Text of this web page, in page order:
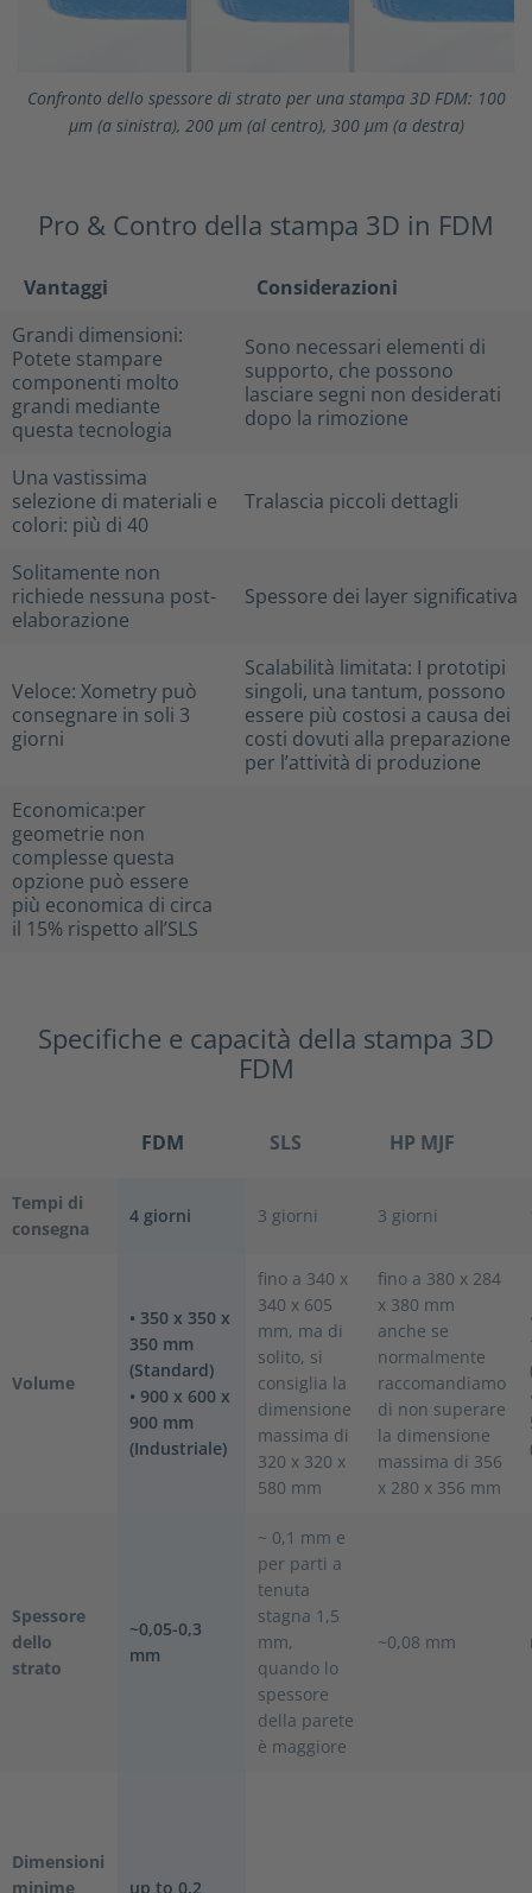
Confronto dello spessore di strato per una stampa 3D FDM: 100
µm (a sinistra), 200 µm (al centro), 300 µm (a destra)
Pro & Contro della stampa 3D in FDM
Vantaggi
Considerazioni
Grandi dimensioni:
Potete stampare
componenti molto
grandi mediante
questa tecnologia
Sono necessari elementi di
supporto, che possono
lasciare segni non desiderati
dopo la rimozione
Una vastissima
selezione di materiali e
colori: più di 40
Tralascia piccoli dettagli
Solitamente non
richiede nessuna post-
elaborazione
Spessore dei layer significativa
Veloce: Xometry può
consegnare in soli 3
giorni
Scalabilità limitata: I prototipi
singoli, una tantum, possono
essere più costosi a causa dei
costi dovuti alla preparazione
per l’attività di produzione
Economica:per
geometrie non
complesse questa
opzione può essere
più economica di circa
il 15% rispetto all’SLS
Specifiche e capacità della stampa 3D
FDM
FDM SLS HP MJF
Tempi di
consegna
4 giorni 3 giorni 3 giorni
Volume
• 350 x 350 x
350 mm
(Standard)
• 900 x 600 x
900 mm
(Industriale)
fino a 340 x
340 x 605
mm, ma di
solito, si
consiglia la
dimensione
massima di
320 x 320 x
580 mm
fino a 380 x 284
x 380 mm
anche se
normalmente
raccomandiamo
di non superare
la dimensione
massima di 356
x 280 x 356 mm
Spessore
dello
strato
~0,05-0,3
mm
~ 0,1 mm e
per parti a
tenuta
stagna 1,5
mm,
quando lo
spessore
della parete
è maggiore
~0,08 mm
Dimensioni
minime
up to 0,2